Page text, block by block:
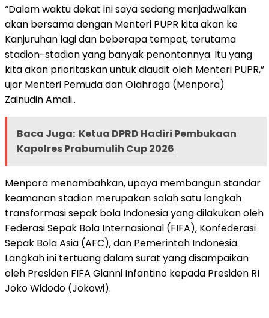
“Dalam waktu dekat ini saya sedang menjadwalkan
akan bersama dengan Menteri PUPR kita akan ke
Kanjuruhan lagi dan beberapa tempat, terutama
stadion-stadion yang banyak penontonnya. Itu yang
kita akan prioritaskan untuk diaudit oleh Menteri PUPR,”
ujar Menteri Pemuda dan Olahraga (Menpora)
Zainudin Amali..
Baca Juga: Ketua DPRD Hadiri Pembukaan
Kapolres Prabumulih Cup 2026
Menpora menambahkan, upaya membangun standar
keamanan stadion merupakan salah satu langkah
transformasi sepak bola Indonesia yang dilakukan oleh
Federasi Sepak Bola Internasional (FIFA), Konfederasi
Sepak Bola Asia (AFC), dan Pemerintah Indonesia.
Langkah ini tertuang dalam surat yang disampaikan
oleh Presiden FIFA Gianni Infantino kepada Presiden RI
Joko Widodo (Jokowi).